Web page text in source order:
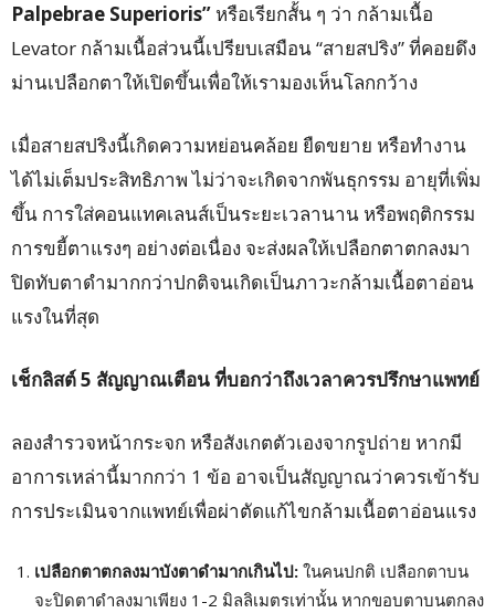
Palpebrae Superioris” หรือเรียกสั้น ๆ ว่า กล้ามเนื้อ
Levator กล้ามเนื้อส่วนนี้เปรียบเสมือน “สายสปริง” ที่คอยดึง
ม่านเปลือกตาให้เปิดขึ้นเพื่อให้เรามองเห็นโลกกว้าง
เมื่อสายสปริงนี้เกิดความหย่อนคล้อย ยืดขยาย หรือทำงาน
ได้ไม่เต็มประสิทธิภาพ ไม่ว่าจะเกิดจากพันธุกรรม อายุที่เพิ่ม
ขึ้น การใส่คอนแทคเลนส์เป็นระยะเวลานาน หรือพฤติกรรม
การขยี้ตาแรงๆ อย่างต่อเนื่อง จะส่งผลให้เปลือกตาตกลงมา
ปิดทับตาดำมากกว่าปกติจนเกิดเป็นภาวะกล้ามเนื้อตาอ่อน
แรงในที่สุด
เช็กลิสต์ 5 สัญญาณเตือน ที่บอกว่าถึงเวลาควรปรึกษาแพทย์
ลองสำรวจหน้ากระจก หรือสังเกตตัวเองจากรูปถ่าย หากมี
อาการเหล่านี้มากกว่า 1 ข้อ อาจเป็นสัญญาณว่าควรเข้ารับ
การประเมินจากแพทย์เพื่อผ่าตัดแก้ไขกล้ามเนื้อตาอ่อนแรง
เปลือกตาตกลงมาบังตาดำมากเกินไป: ในคนปกติ เปลือกตาบน
จะปิดตาดำลงมาเพียง 1-2 มิลลิเมตรเท่านั้น หากขอบตาบนตกลง